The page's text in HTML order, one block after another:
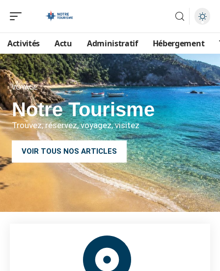
Activités Actu Administratif Hébergement
VOYAGE
Notre Tourisme
Trouvez, réservez, voyagez, visitez
VOIR TOUS NOS ARTICLES